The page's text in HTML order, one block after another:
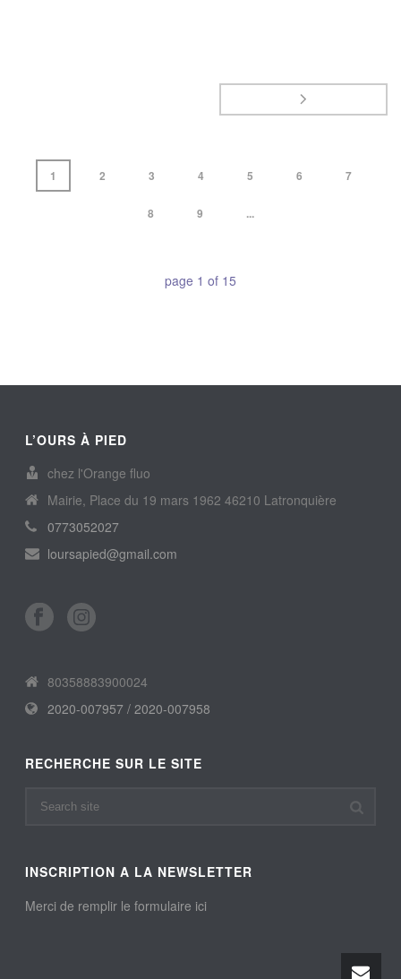
1 2 3 4 5 6 7
8 9 ...
page 1 of 15
L’OURS À PIED
chez l'Orange fluo
Mairie, Place du 19 mars 1962 46210 Latronquière
0773052027
loursapied@gmail.com
80358883900024
2020-007957 / 2020-007958
RECHERCHE SUR LE SITE
INSCRIPTION A LA NEWSLETTER
Merci de remplir le formulaire ici